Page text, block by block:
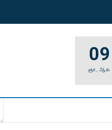
09
ஞா , ஆக